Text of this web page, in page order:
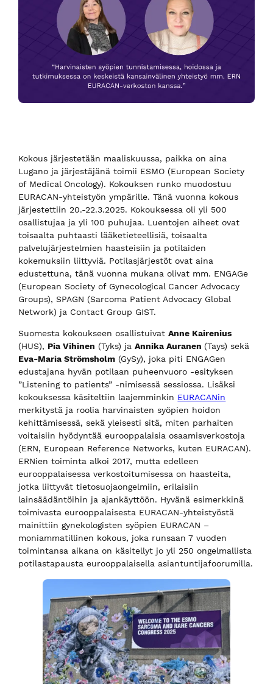
Kokous järjestetään maaliskuussa, paikka on aina
Lugano ja järjestäjänä toimii ESMO (European Society
of Medical Oncology). Kokouksen runko muodostuu
EURACAN-yhteistyön ympärille. Tänä vuonna kokous
järjestettiin 20.-22.3.2025. Kokouksessa oli yli 500
osallistujaa ja yli 100 puhujaa. Luentojen aiheet ovat
toisaalta puhtaasti lääketieteellisiä, toisaalta
palvelujärjestelmien haasteisiin ja potilaiden
kokemuksiin liittyviä. Potilasjärjestöt ovat aina
edustettuna, tänä vuonna mukana olivat mm. ENGAGe
(European Society of Gynecological Cancer Advocacy
Groups), SPAGN (Sarcoma Patient Advocacy Global
Network) ja Contact Group GIST.
Suomesta kokoukseen osallistuivatAnne Kairenius
(HUS), Pia Vihinen (Tyks) jaAnnika Auranen(Tays) sekä
Eva-Maria Strömsholm (GySy), joka piti ENGAGen
edustajana hyvän potilaan puheenvuoro -esityksen
”Listening to patients” -nimisessä sessiossa. Lisäksi
kokouksessa käsiteltiin laajemminkin EURACANin
merkitystä ja roolia harvinaisten syöpien hoidon
kehittämisessä, sekä yleisesti sitä, miten parhaiten
voitaisiin hyödyntää eurooppalaisia osaamisverkostoja
(ERN, European Reference Networks, kuten EURACAN).
ERNien toiminta alkoi 2017, mutta edelleen
eurooppalaisessa verkostoitumisessa on haasteita,
jotka liittyvät tietosuojaongelmiin, erilaisiin
lainsäädäntöihin ja ajankäyttöön. Hyvänä esimerkkinä
toimivasta eurooppalaisesta EURACAN-yhteistyöstä
mainittiin gynekologisten syöpien EURACAN –
moniammatillinen kokous, joka runsaan 7 vuoden
toimintansa aikana on käsitellyt jo yli 250 ongelmallista
potilastapausta eurooppalaisella asiantuntijafoorumilla.